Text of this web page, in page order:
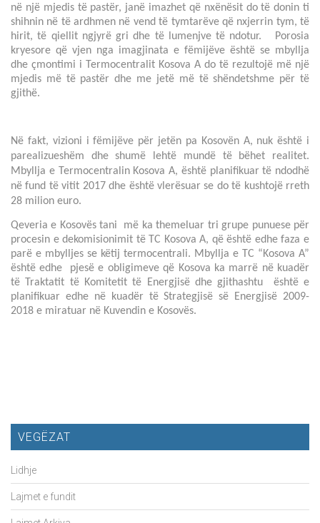
në një mjedis të pastër, janë imazhet që nxënësit do të donin ti
shihnin në të ardhmen në vend të tymtarëve që nxjerrin tym, të
hirit, të qiellit ngjyrë gri dhe të lumenjve të ndotur. Porosia
kryesore që vjen nga imagjinata e fëmijëve është se mbyllja
dhe çmontimi i Termocentralit Kosova A do të rezultojë më një
mjedis më të pastër dhe me jetë më të shëndetshme për të
gjithë.
Në fakt, vizioni i fëmijëve për jetën pa Kosovën A, nuk është i
parealizueshëm dhe shumë lehtë mundë të bëhet realitet.
Mbyllja e Termocentralin Kosova A, është planifikuar të ndodhë
në fund të vitit 2017 dhe është vlerësuar se do të kushtojë rreth
28 milion euro.
Qeveria e Kosovës tani më ka themeluar tri grupe punuese për
procesin e dekomisionimit të TC Kosova A, që është edhe faza e
parë e mbylljes se këtij termocentrali. Mbyllja e TC “Kosova A”
është edhe pjesë e obligimeve që Kosova ka marrë në kuadër
të Traktatit të Komitetit të Energjisë dhe gjithashtu është e
planifikuar edhe në kuadër të Strategjisë së Energjisë 2009-
2018 e miratuar në Kuvendin e Kosovës.
VEGËZAT
Lidhje
Lajmet e fundit